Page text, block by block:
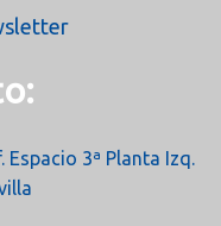
Espacio 3ª Planta Izq.